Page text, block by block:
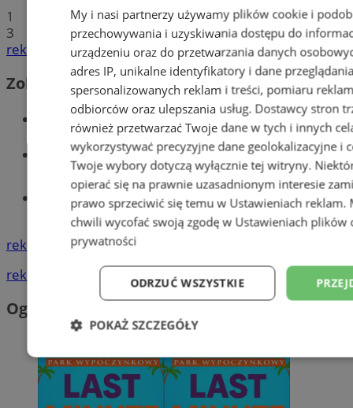
1
3
reklama
Zobacz również
Wiadomości kryminalne w Wodzisławiu
Wiadomości lokalne
Tworzenie stron www - Wodzisław
Śląski
reklama
reklama
Ogłoszenia
My i nasi partnerzy używamy plików cookie i
przechowywania i uzyskiwania dostępu do
urządzeniu oraz do przetwarzania danych
adres IP, unikalne identyfikatory i dane
spersonalizowanych reklam i treści, pomiaru
odbiorców oraz ulepszania usług. Dostawcy stron
również przetwarzać Twoje dane w tych i innych
wykorzystywać precyzyjne dane geolokalizacyjne i
Twoje wybory dotyczą wyłącznie tej witryny.
opierać się na prawnie uzasadnionym interesie
prawo sprzeciwić się temu w Ustawieniach reklam.
chwili wycofać swoją zgodę w Ustawieniach plików
prywatności
ODRZUĆ WSZYSTKIE
POKAŻ SZCZEGÓŁY
Niezbędne Wydajność